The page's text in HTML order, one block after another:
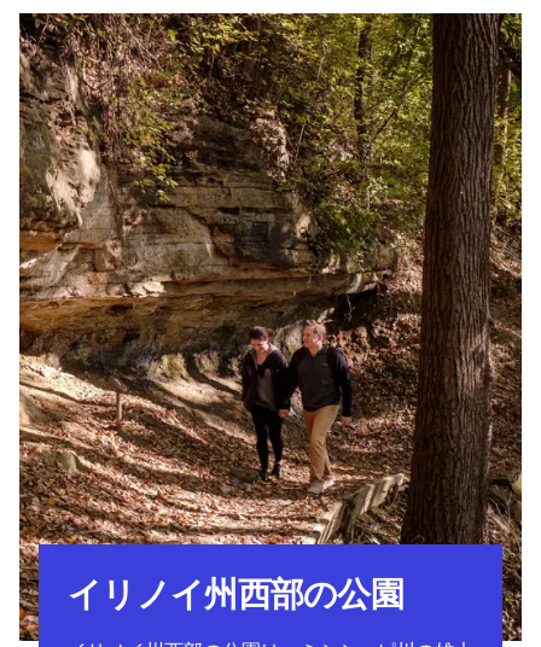
イリノイ州西部の公園